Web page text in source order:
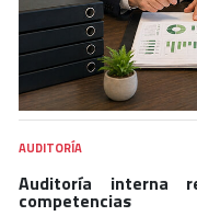
AUDITORÍA
Auditoría interna
competencias